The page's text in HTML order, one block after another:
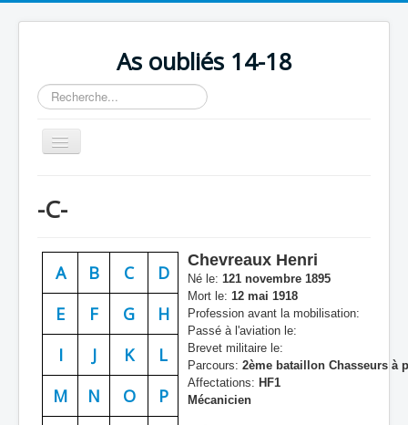
As oubliés 14-18
Rechercher
Basculer
la
Chronologie
Escadrilles
Organisation
Avions
Formation
Doctrines
-C-
A B C
D
E
F G
H
I
J K
L
M
N O
P
Chevreaux Henri
Né le: 121 novembre 1895
Mort le: 12 mai 1918
Profession avant la mobilisation:
Passé à l'aviation le:
Brevet militaire le:
Parcours: 2ème bataillon Chasseurs à
Affectations: HF1
Mécanicien